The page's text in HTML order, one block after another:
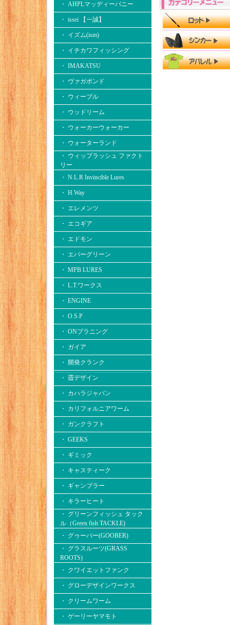
・ AHPLマッディーバニー
・ issei 【一誠】
・ イズム(ism)
・ イチカワフィッシング
・ IMAKATSU
・ ヴァガボンド
・ ウィーブル
・ ウッドリーム
・ ウォーカーウォーカー
・ ウォーターランド
・ ウィップラッシュ ファクト
リー
・ N.L.R Invincible Lures
・ H.Way
・ エレメンツ
・ エコギア
・ エドモン
・ エバーグリーン
・ MPB LURES
・ L.T.ワークス
・ ENGINE
・ O.S.P
・ ONプラニング
・ ガイア
・ 開発クランク
・ 霞デザイン
・ カハラジャパン
・ カリフォルニアワーム
・ ガンクラフト
・ GEEKS
・ ギミック
・ キャスティーク
・ ギャンブラー
・ キラーヒート
・ グリーンフィッシュ タック
ル（Green fish TACKLE)
・ グゥーバー(GOOBER)
・ グラスルーツ(GRASS
ROOTS)
・ クワイエットファンク
・ グローデザインワークス
・ クリームワーム
・ ゲーリーヤマモト